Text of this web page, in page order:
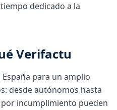
dedicado a la
Verifactu
para un amplio
desde autónomos hasta
por incumplimiento pueden